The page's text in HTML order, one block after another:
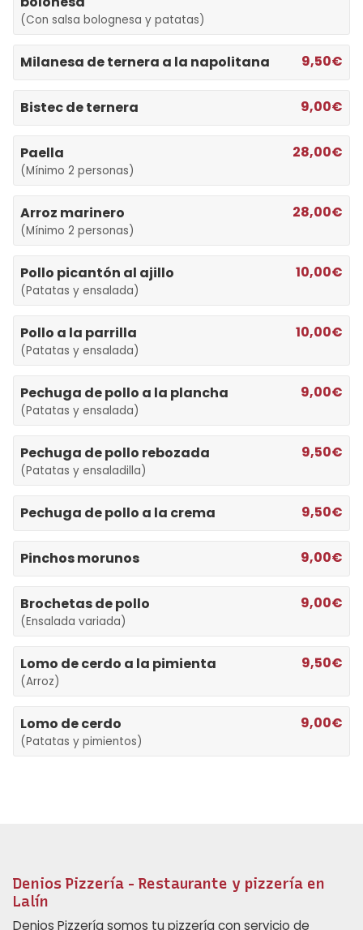
(Con salsa bolognesa y patatas)
Milanesa de ternera a la napolitana 9,50€
Bistec de ternera 9,00€
Paella
(Mínimo 2 personas)
28,00€
Arroz marinero
(Mínimo 2 personas)
28,00€
Pollo picantón al ajillo
(Patatas y ensalada)
10,00€
Pollo a la parrilla
(Patatas y ensalada)
10,00€
Pechuga de pollo a la plancha
(Patatas y ensalada)
9,00€
Pechuga de pollo rebozada
(Patatas y ensaladilla)
9,50€
Pechuga de pollo a la crema 9,50€
Pinchos morunos 9,00€
Brochetas de pollo
(Ensalada variada)
9,00€
Lomo de cerdo a la pimienta
(Arroz)
9,50€
Lomo de cerdo
(Patatas y pimientos)
9,00€
Denios Pizzería - Restaurante y pizzería en
Lalín
Denios Pizzería somos tu pizzería con servicio de